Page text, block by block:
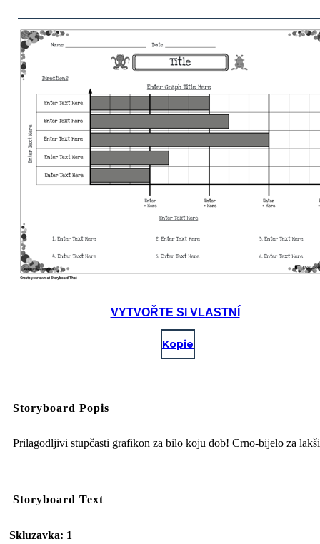
VYTVOŘTE SI VLASTNÍ
Kopie
Storyboard Popis
Prilagodljivi stupčasti grafikon za bilo koju dob! Crno-bijelo za
Storyboard Text
Skluzavka: 1